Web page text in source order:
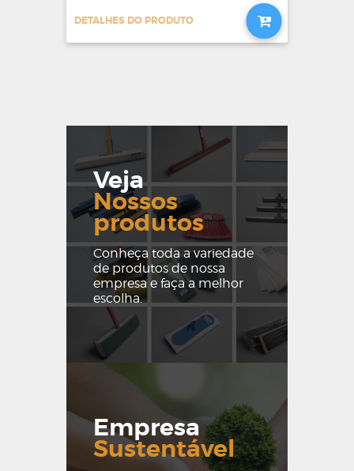
DETALHES DO PRODUTO
Veja
Nossos
produtos
Conheça toda a variedade
de produtos de nossa
empresa e faça a melhor
escolha.
Empresa
Sustentável